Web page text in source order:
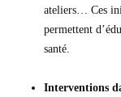
ateliers… Ces
permettent
santé.
Interventions